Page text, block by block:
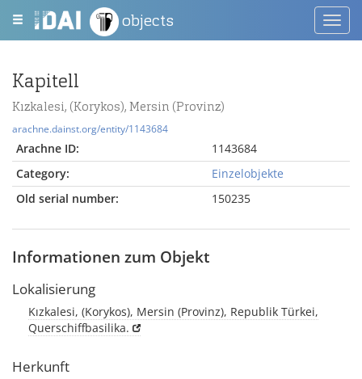
objects
Kapitell
Kızkalesi, (Korykos), Mersin (Provinz)
arachne.dainst.org/entity/1143684
Arachne ID:
1143684
Category:
Einzelobjekte
Old serial number:
150235
Informationen zum Objekt
Lokalisierung
Kızkalesi, (Korykos), Mersin (Provinz), Republik Türkei,
Querschiffbasilika.
Herkunft